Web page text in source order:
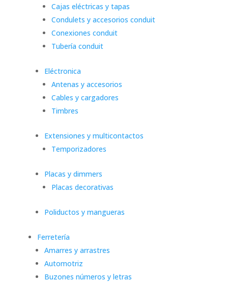
Cajas eléctricas y tapas
Condulets y accesorios conduit
Conexiones conduit
Tubería conduit
Eléctronica
Antenas y accesorios
Cables y cargadores
Timbres
Extensiones y multicontactos
Temporizadores
Placas y dimmers
Placas decorativas
Poliductos y mangueras
Ferretería
Amarres y arrastres
Automotriz
Buzones números y letras